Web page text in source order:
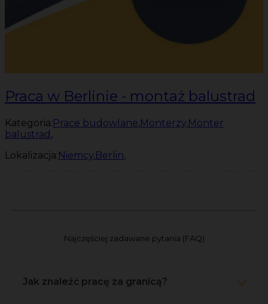
Praca w Berlinie - montaż balustrad
Kategoria:Prace budowlane,Monterzy,Monter
balustrad ,
Lokalizacja:Niemcy,Berlin,
Najczęściej zadawane pytania (FAQ)
Jak znaleźć pracę za granicą?